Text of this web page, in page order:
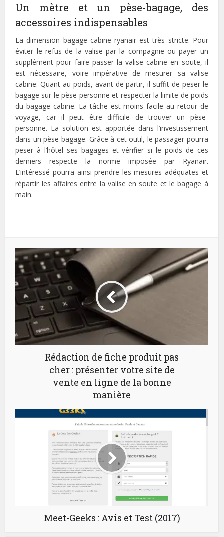
Un mètre et un pèse-bagage, des
accessoires indispensables
La dimension bagage cabine ryanair est très stricte. Pour
éviter le refus de la valise par la compagnie ou payer un
supplément pour faire passer la valise cabine en soute, il
est nécessaire, voire impérative de mesurer sa valise
cabine. Quant au poids, avant de partir, il suffit de peser le
bagage sur le pèse-personne et respecter la limite de poids
du bagage cabine. La tâche est moins facile au retour de
voyage, car il peut être difficile de trouver un pèse-
personne. La solution est apportée dans l’investissement
dans un pèse-bagage. Grâce à cet outil, le passager pourra
peser à l’hôtel ses bagages et vérifier si le poids de ces
derniers respecte la norme imposée par Ryanair.
L’intéressé pourra ainsi prendre les mesures adéquates et
répartir les affaires entre la valise en soute et le bagage à
main.
Rédaction de fiche produit pas
cher : présenter votre site de
vente en ligne de la bonne
manière
Meet-Geeks : Avis et Test (2017)